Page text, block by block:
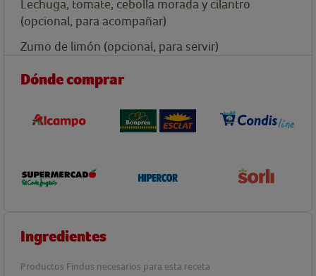
Lechuga, tomate, cebolla morada y cilantro
(opcional, para acompañar)
Zumo de limón (opcional, para servir)
Dónde comprar
Ingredientes
Productos Findus necesarios para esta receta